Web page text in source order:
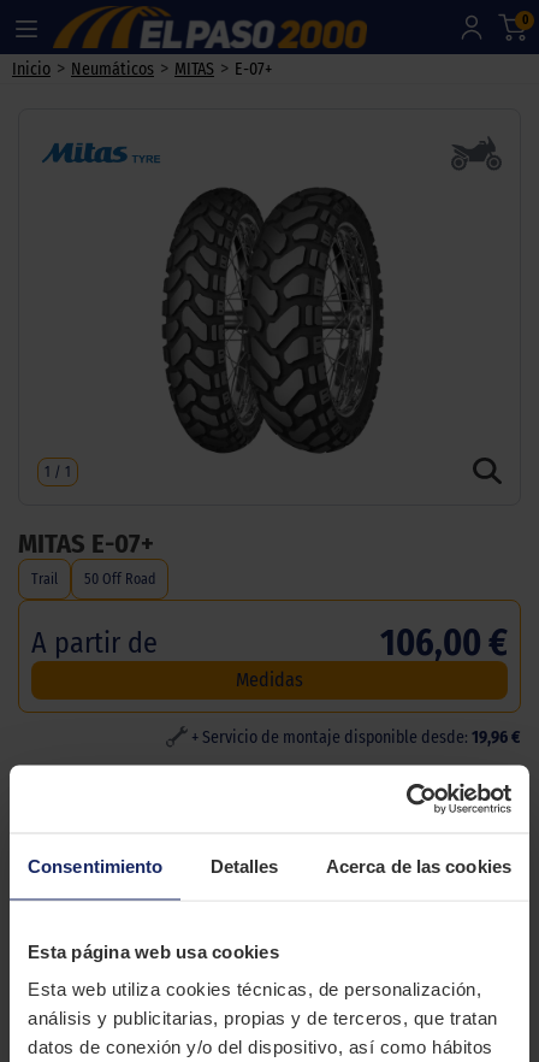
Consentimiento Detalles Acerca de las cookies
Esta página web usa cookies
Esta web utiliza cookies técnicas, de personalización,
análisis y publicitarias, propias y de terceros, que tratan
datos de conexión y/o del dispositivo, así como hábitos
0
Inicio > Neumáticos > MITAS > E-07+
1 / 1
MITAS E-07+
Trail 50 Off Road
A partir de 106,00 €
Medidas
+ Servicio de montaje disponible desde: 19,96 €
CARACTERÍSTICAS TÉCNICAS
Marca
MITAS
Modelo
E 07
Gama
Trail